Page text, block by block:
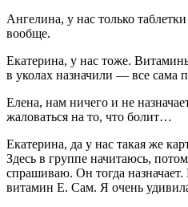
Ангелина, у нас только
вообще.
Екатерина, у нас тоже.
в уколах назначили — все сама
Елена, нам ничего и не
жаловаться на то, что болит…
Екатерина, да у нас такая же
Здесь в группе начитаюсь,
спрашиваю. Он тогда
витамин Е. Сам. Я очень